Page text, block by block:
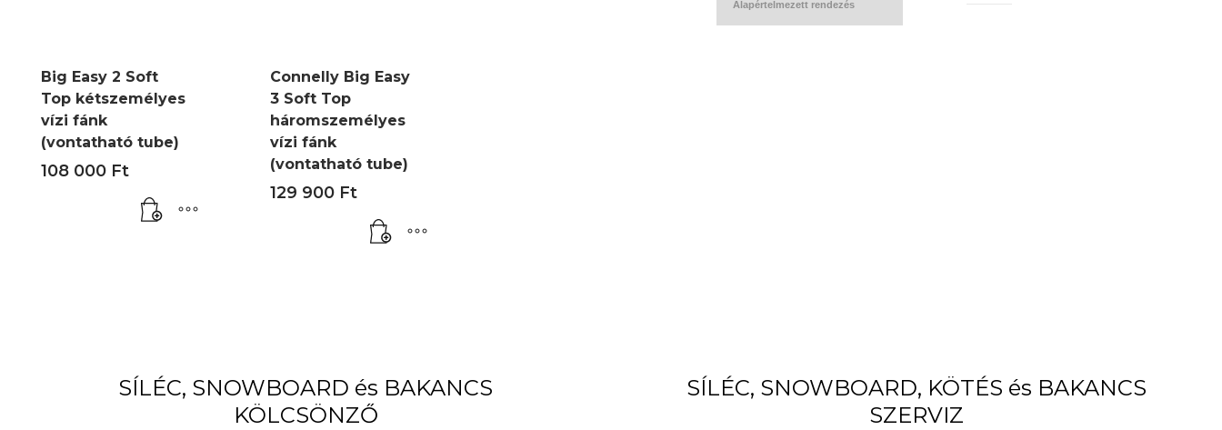
Big Easy 2 Soft
Top kétszemélyes
vízi fánk
(vontatható tube)
108 000 Ft
Connelly Big Easy
3 Soft Top
háromszemélyes
vízi fánk
(vontatható tube)
129 900 Ft
SÍLÉC, SNOWBOARD és BAKANCS
KÖLCSÖNZŐ
SÍLÉC, SNOWBOARD, KÖTÉS és BAKANCS
SZERVIZ